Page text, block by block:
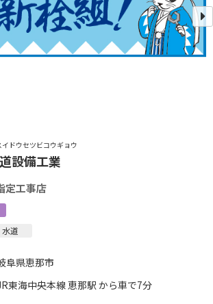
ドウセツビコウギョウ
設備工業
定工事店
水道
阜県恵那市
東海中央本線 恵那駅 から車で7分